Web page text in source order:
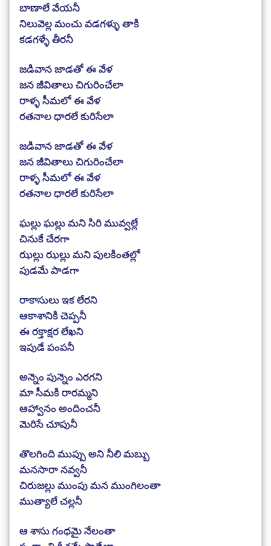
బాణాలే వేయనీ
నిలువెల్ల మంచు వడగళ్ళు తాకి
కడగళ్ళే తీరనీ
జడివాన జాడతో ఈ వేళ
జన జీవితాలు చిగురించేలా
రాళ్ళ సీమలో ఈ వేళ
రతనాల ధారలే కురిసేలా
జడివాన జాడతో ఈ వేళ
జన జీవితాలు చిగురించేలా
రాళ్ళ సీమలో ఈ వేళ
రతనాల ధారలే కురిసేలా
ఘల్లు ఘల్లు మని సిరి మువ్వల్లే
చినుకే చేరగా
ఝల్లు ఝల్లు మని పులకింతల్లో
పుడమే పాడగా
రాకాసులు ఇక లేరని
ఆకాశానికి చెప్పనీ
ఈ రక్తాక్షర లేఖని
ఇపుడే పంపనీ
అన్నెం పున్నెం ఎరగని
మా సీమకి రారమ్మని
ఆహ్వానం అందించనీ
మెరిసే చూపునీ
తొలగింది ముప్పు అని నీలి మబ్బు
మనసారా నవ్వనీ
చిరుజల్లు ముంపు మన ముంగిలంతా
ముత్యాలే చల్లనీ
ఆ శాసు గంధమై నేలంతా